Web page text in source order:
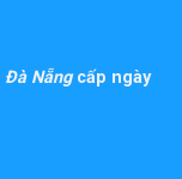
Đà Nẵngcấp ngày